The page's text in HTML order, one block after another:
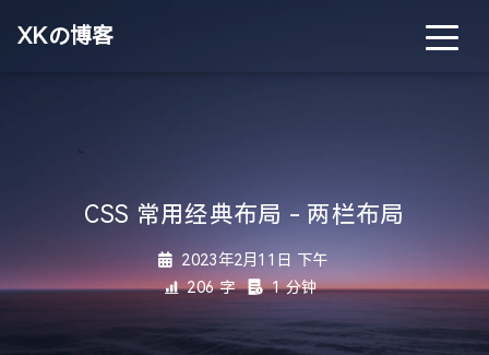
XKの博客
CSS 常用经典布局 - 两栏布局
2023年2月11日 下午
206 字
1 分钟